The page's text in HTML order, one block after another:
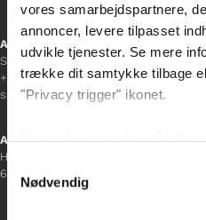
vores samarbejdspartnere,
annoncer, levere tilpasset
udvikle tjenester. Se mere
trække dit samtykke tilbage
"Privacy trigger" ikonet.
Vi bruger cookies til at
Samtykkevalg
Nødvendig
Afdelingschef
Sanne Hansen
+45 23 69 19 35
sanne.h@gladfonden.dk
Aabenraa
H P Hanssens Gade 23, 2.
6200 Aabenraa